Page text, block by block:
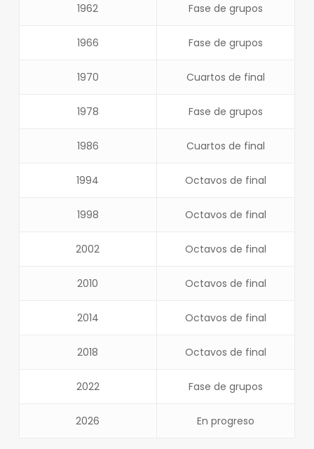
1962 Fase de grupos
1966 Fase de grupos
1970 Cuartos de final
1978 Fase de grupos
1986 Cuartos de final
1994 Octavos de final
1998 Octavos de final
2002 Octavos de final
2010 Octavos de final
2014 Octavos de final
2018 Octavos de final
2022 Fase de grupos
2026 En progreso